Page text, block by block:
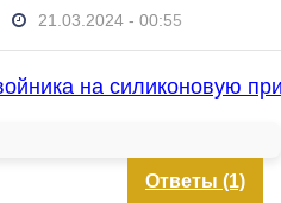
21.03.2024 - 00:55
на силиконовую
Ответы (1)